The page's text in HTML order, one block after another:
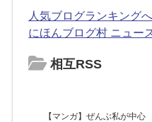
人気ブログランキングへ
にほんブログ村 ニュー
相互RSS
【マンガ】ぜんぶ私が中心